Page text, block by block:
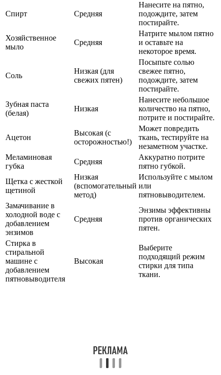
Спирт Средняя
Нанесите на пятно,
подождите, затем
постирайте.
Хозяйственное
мыло
Средняя
Натрите мылом пятно
и оставьте на
некоторое время.
Соль
Низкая (для
свежих пятен)
Посыпьте солью
свежее пятно,
подождите, затем
постирайте.
Зубная паста
(белая)
Низкая
Нанесите небольшое
количество на пятно,
потрите и постирайте.
Ацетон
Высокая (с
осторожностью!)
Может повредить
ткань, тестируйте на
незаметном участке.
Меламиновая
губка
Средняя
Аккуратно потрите
пятно губкой.
Щетка с жесткой
щетиной
Низкая
(вспомогательный
метод)
Используйте с мылом
или
пятновыводителем.
Замачивание в
холодной воде с
добавлением
энзимов
Средняя
Энзимы эффективны
против органических
пятен.
Стирка в
стиральной
машине с
добавлением
пятновыводителя
Высокая
Выберите
подходящий режим
стирки для типа
ткани.